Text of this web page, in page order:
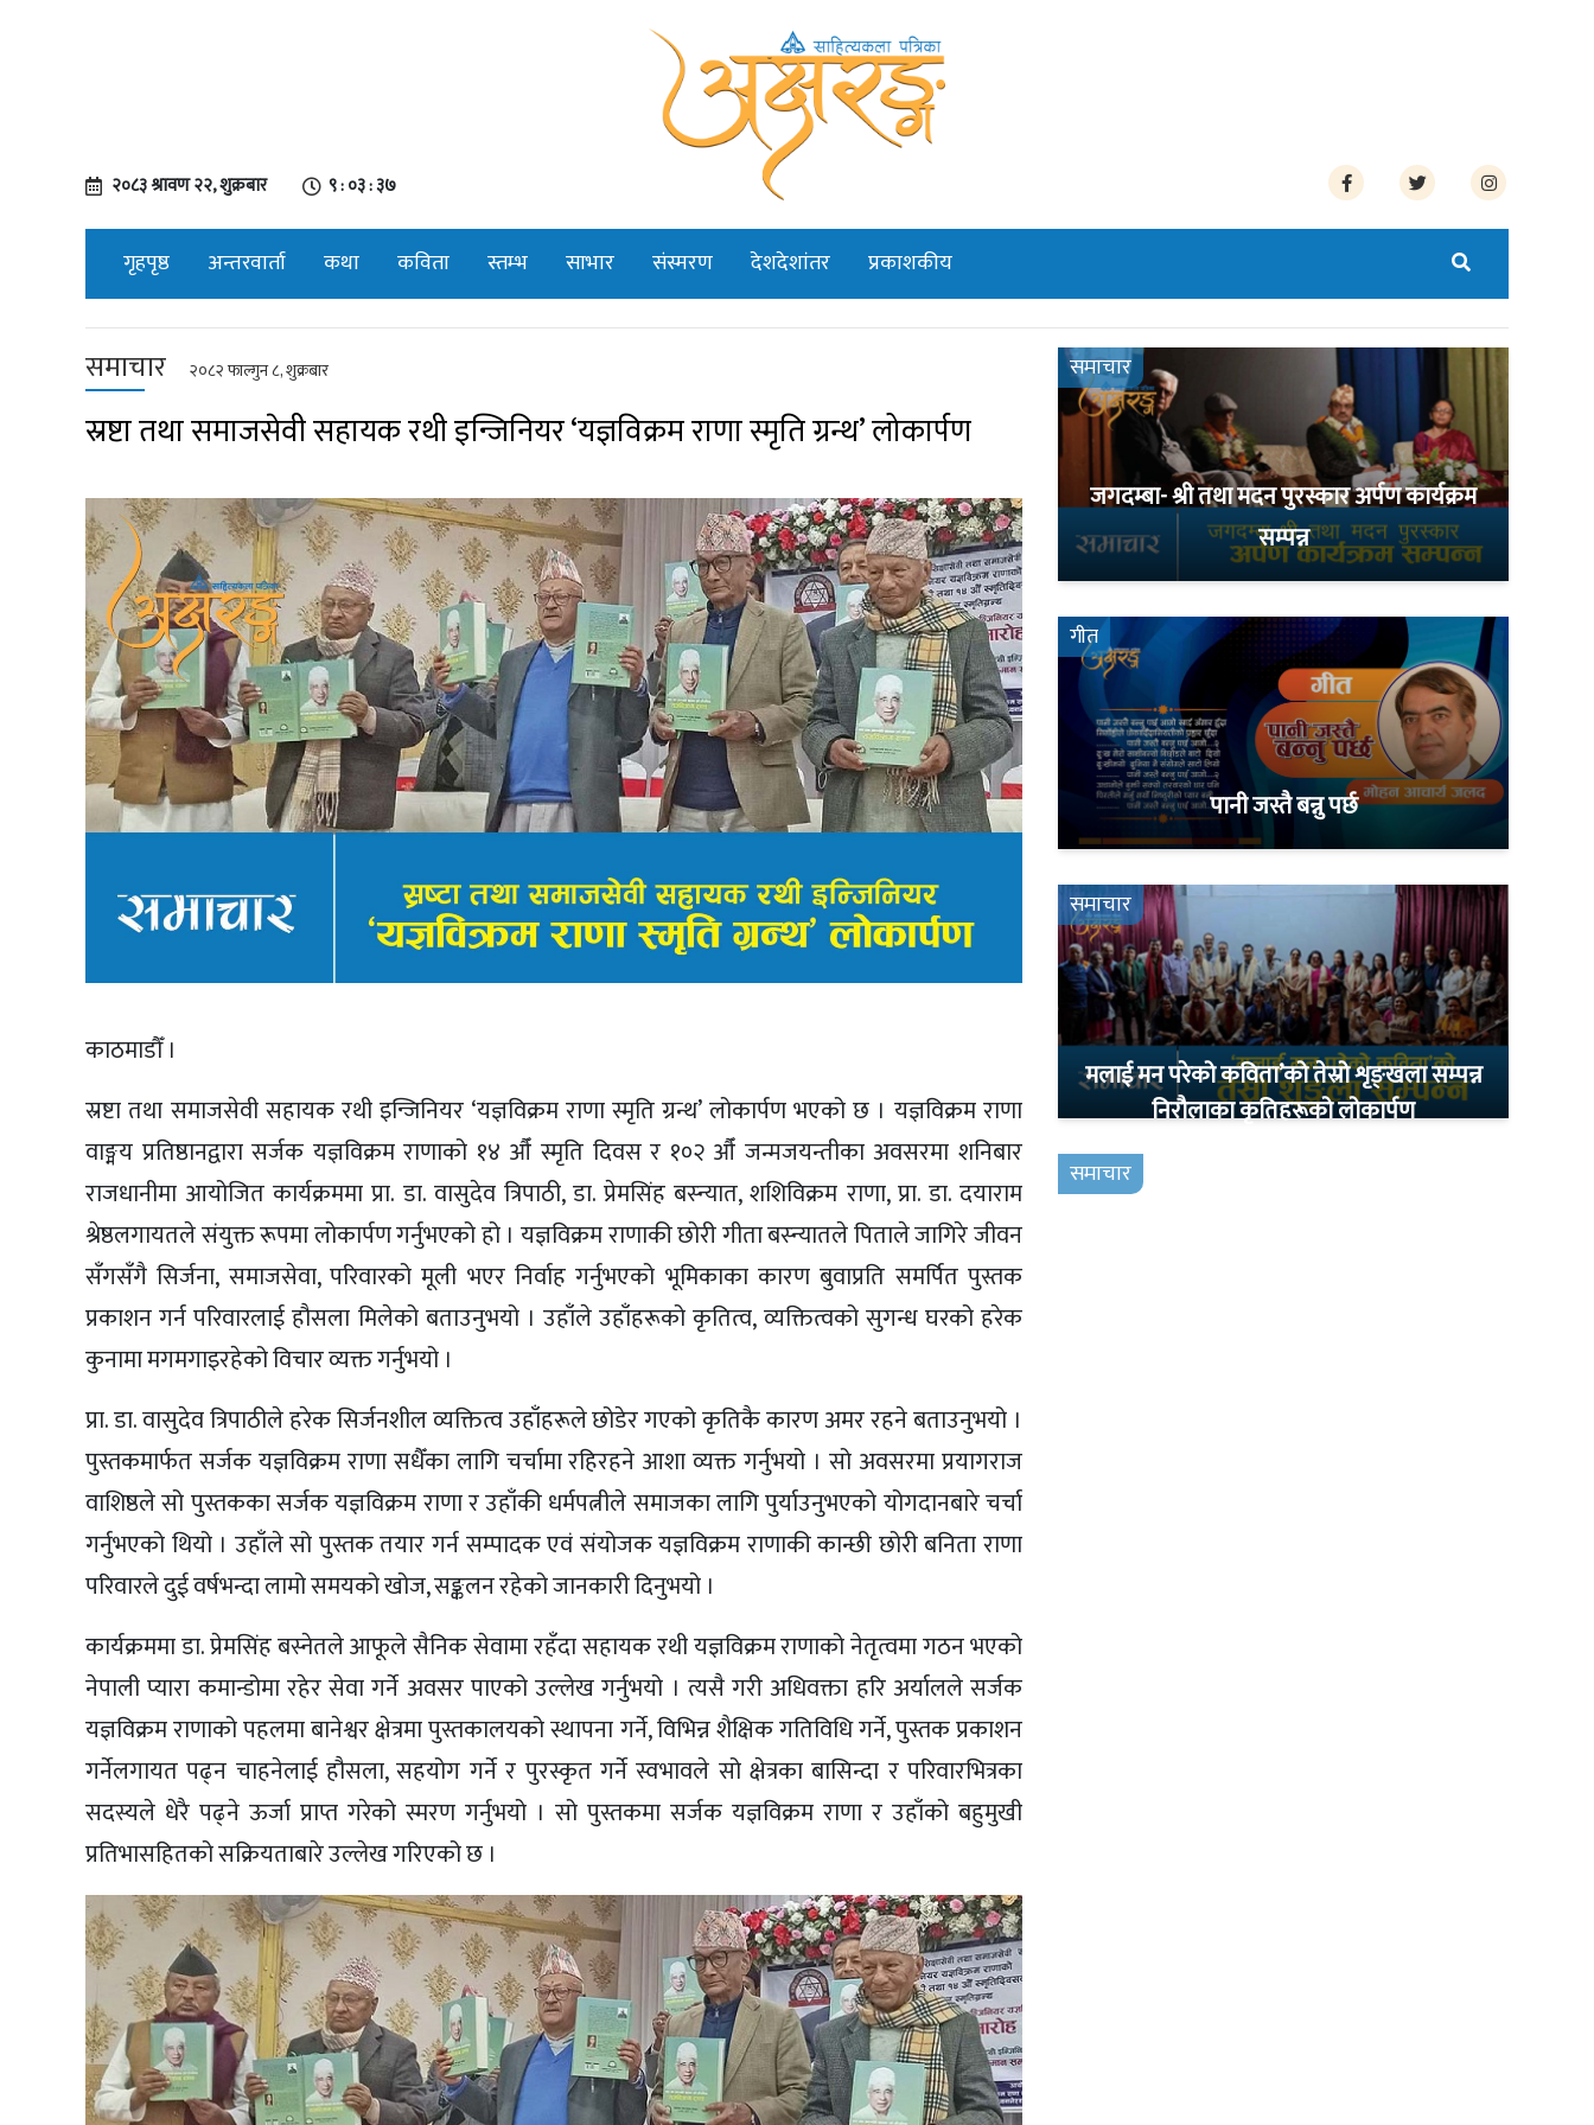
२०८३ श्रावण २२, शुक्रबार ९ : ०३ : ३८
गृहपृष्ठ अन्तरवार्ता कथा कविता स्तम्भ साभार संस्मरण देशदेशांतर प्रकाशकीय
समाचार २०८२ फाल्गुन ८, शुक्रबार
स्रष्टा तथा समाजसेवी सहायक रथी इन्जिनियर ‘यज्ञविक्रम राणा स्मृति ग्रन्थ’ लोकार्पण
काठमाडौँ ।
स्रष्टा तथा समाजसेवी सहायक रथी इन्जिनियर ‘यज्ञविक्रम राणा स्मृति ग्रन्थ’ लोकार्पण भएको छ । यज्ञविक्रम राणा
वाङ्मय प्रतिष्ठानद्वारा सर्जक यज्ञविक्रम राणाको १४ औँ स्मृति दिवस र १०२ औँ जन्मजयन्तीका अवसरमा शनिबार
राजधानीमा आयोजित कार्यक्रममा प्रा. डा. वासुदेव त्रिपाठी, डा. प्रेमसिंह बस्न्यात, शशिविक्रम राणा, प्रा. डा. दयाराम
श्रेष्ठलगायतले संयुक्त रूपमा लोकार्पण गर्नुभएको हो । यज्ञविक्रम राणाकी छोरी गीता बस्न्यातले पिताले जागिरे जीवन
सँगसँगै सिर्जना, समाजसेवा, परिवारको मूली भएर निर्वाह गर्नुभएको भूमिकाका कारण बुवाप्रति समर्पित पुस्तक
प्रकाशन गर्न परिवारलाई हौसला मिलेको बताउनुभयो । उहाँले उहाँहरूको कृतित्व, व्यक्तित्वको सुगन्ध घरको हरेक
कुनामा मगमगाइरहेको विचार व्यक्त गर्नुभयो ।
प्रा. डा. वासुदेव त्रिपाठीले हरेक सिर्जनशील व्यक्तित्व उहाँहरूले छोडेर गएको कृतिकै कारण अमर रहने बताउनुभयो ।
पुस्तकमार्फत सर्जक यज्ञविक्रम राणा सधैँका लागि चर्चामा रहिरहने आशा व्यक्त गर्नुभयो । सो अवसरमा प्रयागराज
वाशिष्ठले सो पुस्तकका सर्जक यज्ञविक्रम राणा र उहाँकी धर्मपत्नीले समाजका लागि पुर्याउनुभएको योगदानबारे चर्चा
गर्नुभएको थियो । उहाँले सो पुस्तक तयार गर्न सम्पादक एवं संयोजक यज्ञविक्रम राणाकी कान्छी छोरी बनिता राणा
परिवारले दुई वर्षभन्दा लामो समयको खोज, सङ्कलन रहेको जानकारी दिनुभयो ।
कार्यक्रममा डा. प्रेमसिंह बस्नेतले आफूले सैनिक सेवामा रहँदा सहायक रथी यज्ञविक्रम राणाको नेतृत्वमा गठन भएको
नेपाली प्यारा कमान्डोमा रहेर सेवा गर्ने अवसर पाएको उल्लेख गर्नुभयो । त्यसै गरी अधिवक्ता हरि अर्यालले सर्जक
यज्ञविक्रम राणाको पहलमा बानेश्वर क्षेत्रमा पुस्तकालयको स्थापना गर्ने, विभिन्न शैक्षिक गतिविधि गर्ने, पुस्तक प्रकाशन
गर्नेलगायत पढ्न चाहनेलाई हौसला, सहयोग गर्ने र पुरस्कृत गर्ने स्वभावले सो क्षेत्रका बासिन्दा र परिवारभित्रका
सदस्यले धेरै पढ्ने ऊर्जा प्राप्त गरेको स्मरण गर्नुभयो । सो पुस्तकमा सर्जक यज्ञविक्रम राणा र उहाँको बहुमुखी
प्रतिभासहितको सक्रियताबारे उल्लेख गरिएको छ ।
समाचार
जगदम्बा- श्री तथा मदन पुरस्कार अर्पण कार्यक्रम
सम्पन्न
गीत
पानी जस्तै बन्नु पर्छ
समाचार
मलाई मन परेको कविता’को तेस्रो शृङ्खला सम्पन्न
समाचार
निरौलाका कृतिहरूको लोकार्पण